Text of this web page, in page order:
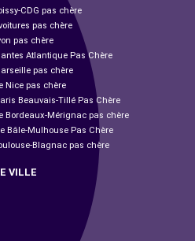
CDG pas chère
pas chère
pas chère
Atlantique Pas Chère
pas chère
Nice pas chère
Beauvais-Tillé Pas Chère
Bordeaux-Mérignac pas chère
Bâle-Mulhouse Pas Chère
Blagnac pas chère
VILLE